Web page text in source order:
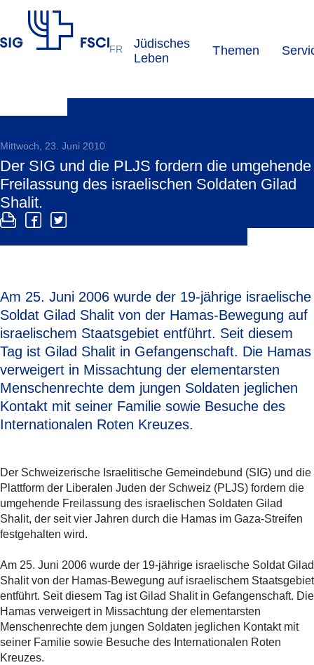
FR
Jüdisches
Leben
Themen
Mittwoch, 23. Juni 2010
Der SIG und die PLJS fordern die umgehende
Freilassung des israelischen Soldaten Gilad
Shalit.
Am 25. Juni 2006 wurde der 19-jährige israelische
Soldat Gilad Shalit von der Hamas-Bewegung auf
israelischem Staatsgebiet entführt. Seit diesem
Tag ist Gilad Shalit in Gefangenschaft. Die Hamas
verweigert in Missachtung der elementarsten
Menschenrechte dem jungen Soldaten jeglichen
Kontakt mit seiner Familie sowie Besuche des
Internationalen Roten Kreuzes.
Der Schweizerische Israelitische Gemeindebund (SIG) und die
Plattform der Liberalen Juden der Schweiz (PLJS) fordern die
umgehende Freilassung des israelischen Soldaten Gilad
Shalit, der seit vier Jahren durch die Hamas im Gaza-Streifen
festgehalten wird.
Am 25. Juni 2006 wurde der 19-jährige israelische Soldat Gilad
Shalit von der Hamas-Bewegung auf israelischem Staatsgebiet
entführt. Seit diesem Tag ist Gilad Shalit in Gefangenschaft. Die
Hamas verweigert in Missachtung der elementarsten
Menschenrechte dem jungen Soldaten jeglichen Kontakt mit
seiner Familie sowie Besuche des Internationalen Roten
Kreuzes.